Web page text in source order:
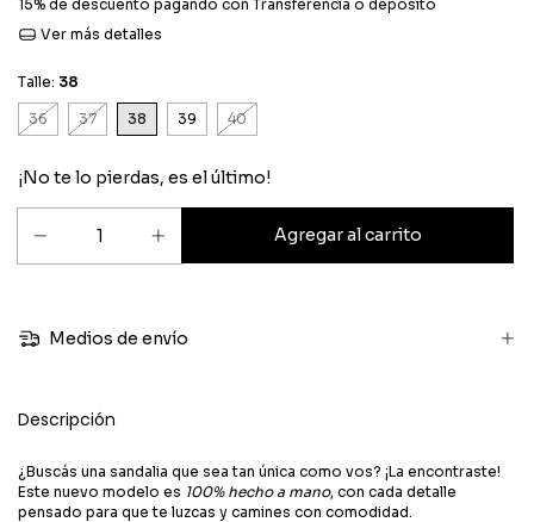
15% de descuento pagando con Transferencia o depósito
Ver más detalles
Talle: 38
36 37 38 39 40
¡No te lo pierdas, es el último!
Medios de envío
Descripción
¿Buscás una sandalia que sea tan única como vos? ¡La encontraste!
Este nuevo modelo es 100% hecho a mano, con cada detalle
pensado para que te luzcas y camines con comodidad.